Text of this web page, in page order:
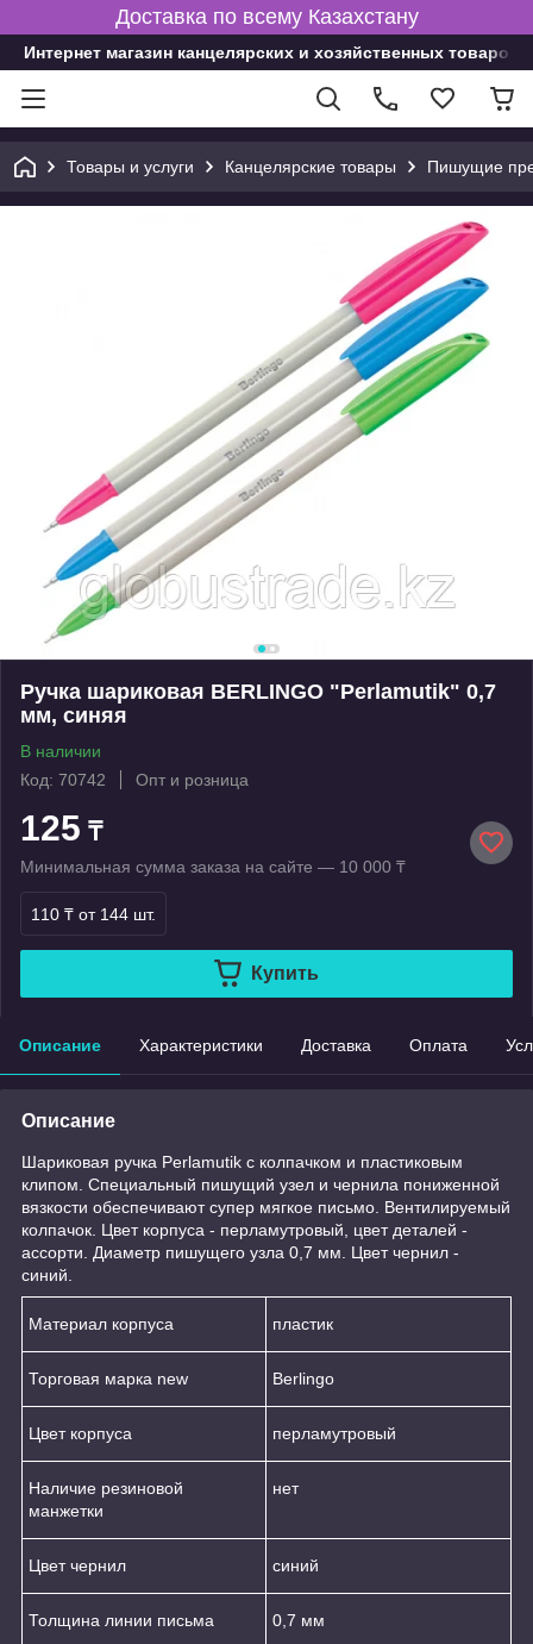
Доставка по всему Казахстану
Интернет магазин канцелярских и хозяйственных товаров
Товары и услуги Канцелярские товары Пишущие
Ручка шариковая BERLINGO "Perlamutik" 0,7
мм, синяя
В наличии
Код: 70742
Опт и розница
125 ₸
Минимальная сумма заказа на сайте — 10 000 ₸
110 ₸ от 144 шт.
Купить
Описание Характеристики Доставка Оплата
Описание
Шариковая ручка Perlamutik с колпачком и пластиковым
клипом. Специальный пишущий узел и чернила пониженной
вязкости обеспечивают супер мягкое письмо. Вентилируемый
колпачок. Цвет корпуса - перламутровый, цвет деталей -
ассорти. Диаметр пишущего узла 0,7 мм. Цвет чернил -
синий.
Материал корпуса пластик
Торговая марка new Berlingo
Цвет корпуса перламутровый
Наличие резиновой
манжетки
нет
Цвет чернил синий
Толщина линии письма 0,7 мм